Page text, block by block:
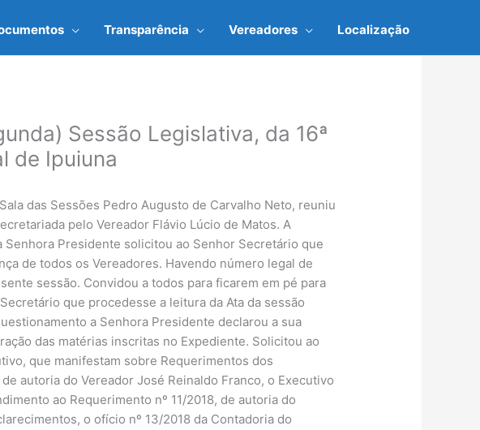
Transparência Vereadores Localização
Sessão Legislativa, da 16ª
de Ipuiuna
das Sessões Pedro Augusto de Carvalho Neto, reuniu
pelo Vereador Flávio Lúcio de Matos. A
Presidente solicitou ao Senhor Secretário que
de todos os Vereadores. Havendo número legal de
sessão. Convidou a todos para ficarem em pé para
que procedesse a leitura da Ata da sessão
a Senhora Presidente declarou a sua
das matérias inscritas no Expediente. Solicitou ao
que manifestam sobre Requerimentos dos
autoria do Vereador José Reinaldo Franco, o Executivo
ao Requerimento nº 11/2018, de autoria do
o ofício nº 13/2018 da Contadoria do